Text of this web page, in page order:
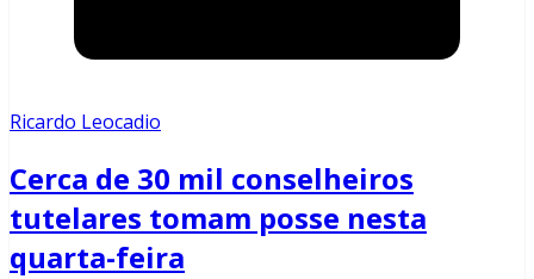
Ricardo Leocadio
Cerca de 30 mil conselheiros
tutelares tomam posse nesta
quarta-feira